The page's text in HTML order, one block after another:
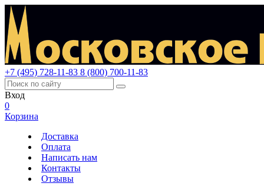
+7 (495) 728-11-83 8 (800) 700-11-83
Вход
0
Корзина
Доставка
Оплата
Написать нам
Контакты
Отзывы